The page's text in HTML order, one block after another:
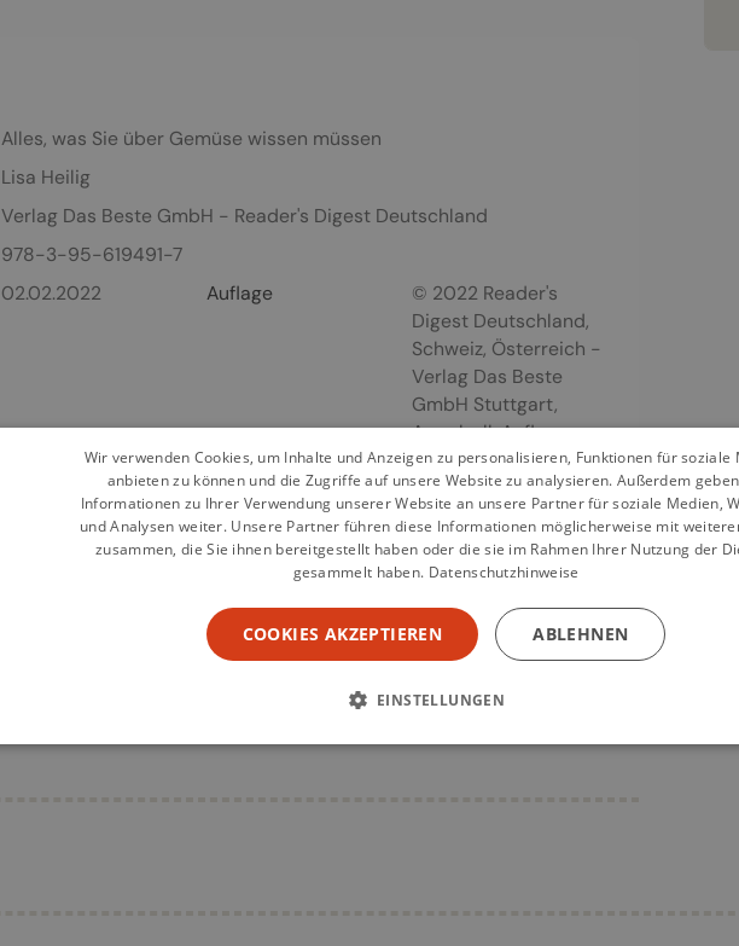
Alles, was Sie über Gemüse wissen müssen
Lisa Heilig
Verlag Das Beste GmbH - Reader's Digest Deutschland
978-3-95-619491-7
02.02.2022 Auflage
© 2022 Reader's
Digest Deutschland,
Schweiz, Österreich -
Verlag Das Beste
GmbH Stuttgart,
Appelzell. Auflage
235 x 295 mm Seiten 320Seiten
Wir verwenden Cookies, um Inhalte und Anzeigen zu personalisieren, Funktionen für soziale
anbieten zu können und die Zugriffe auf unsere Website zu analysieren. Außerdem
Informationen zu Ihrer Verwendung unserer Website an unsere Partner für soziale Medien,
und Analysen weiter. Unsere Partner führen diese Informationen möglicherweise mit
zusammen, die Sie ihnen bereitgestellt haben oder die sie im Rahmen Ihrer Nutzung der
gesammelt haben. Datenschutzhinweise
COOKIES AKZEPTIEREN ABLEHNEN
EINSTELLUNGEN